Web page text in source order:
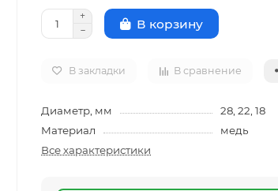
В корзину
В закладки В сравнение
Диаметр, мм
28, 22, 18
Материал
медь
Все характеристики